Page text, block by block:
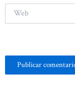
Web